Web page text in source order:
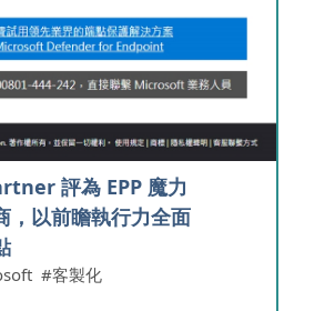
評為 EPP 魔力
，以前瞻執行力全面
客製化